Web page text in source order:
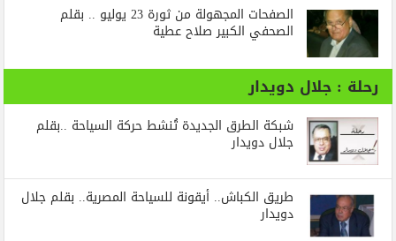
الصفحات المجهولة من ثورة 23 يوليو .. بقلم
الصحفي الكبير صلاح عطية
رحلة : جلال دويدار
شبكة الطرق الجديدة تُنشط حركة السياحة ..بقلم
جلال دويدار
طريق الكباش.. أيقونة للسياحة المصرية.. بقلم جلال
دويدار